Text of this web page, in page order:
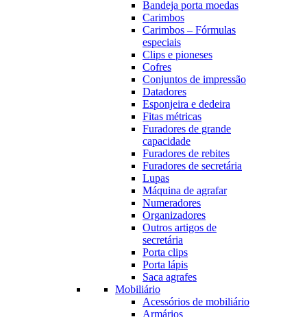
Bandeja porta moedas
Carimbos
Carimbos – Fórmulas
especiais
Clips e pioneses
Cofres
Conjuntos de impressão
Datadores
Esponjeira e dedeira
Fitas métricas
Furadores de grande
capacidade
Furadores de rebites
Furadores de secretária
Lupas
Máquina de agrafar
Numeradores
Organizadores
Outros artigos de
secretária
Porta clips
Porta lápis
Saca agrafes
Mobiliário
Acessórios de mobiliário
Armários